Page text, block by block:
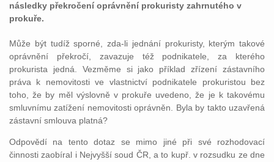
následky překročení oprávnění prokuristy zahrnutého v
prokuře.
Může být tudíž sporné, zda-li jednání prokuristy, kterým takové
oprávnění překročí, zavazuje též podnikatele, za kterého
prokurista jedná. Vezměme si jako příklad zřízení zástavního
práva k nemovitosti ve vlastnictví podnikatele prokuristou bez
toho, že by měl výslovně v prokuře uvedeno, že je k takovému
smluvnímu zatížení nemovitosti oprávněn. Byla by takto uzavřená
zástavní smlouva platná?
Odpovědí na tento dotaz se mimo jiné při své rozhodovací
činnosti zaobíral i Nejvyšší soud ČR, a to kupř. v rozsudku ze dne